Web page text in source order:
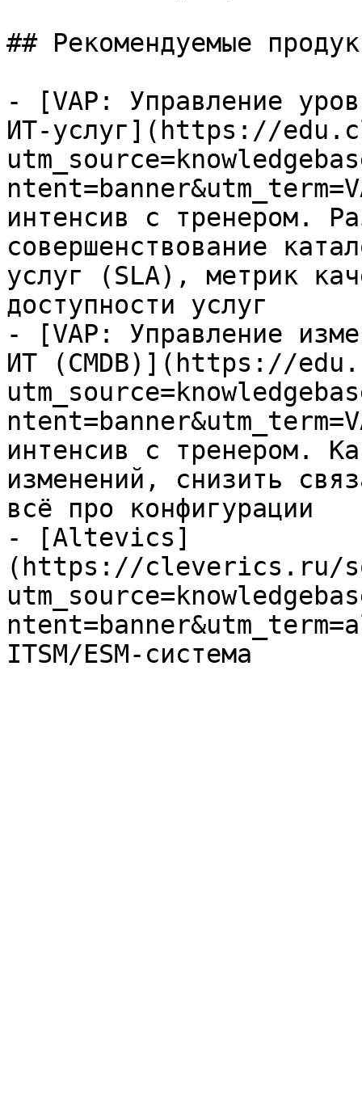
## Рекомендуемые
- [VAP: Управление
ИТ-услуг](https://
интенсив с тренером.
совершенствование
услуг (SLA), метрик
доступности услуг
- [VAP: Управление
ИТ (CMDB)](https://
интенсив с тренером.
изменений, снизить
всё про конфигурации
- [Altevics]
(https://cleverics.ru/
ITSM/ESM-система